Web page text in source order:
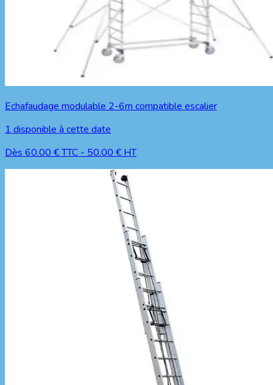
Echafaudage modulable 2-6m compatible escalier
1 disponible à cette date
Dès 60.00 € TTC - 50.00 € HT